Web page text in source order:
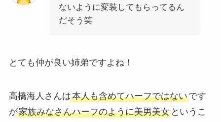
ないように変装してもらってるん
だそう笑
とても仲が良い姉弟ですよね！
高橋海人さんは本人も含めてハーフではないです
が家族みなさんハーフのように美男美女というこ